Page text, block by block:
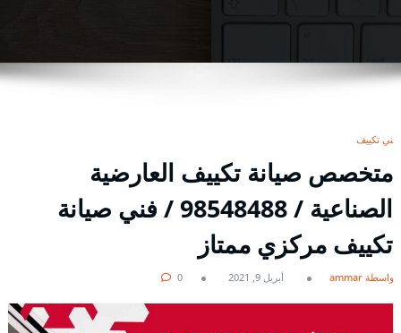
فني تكييف
متخصص صيانة تكييف العارضية
الصناعية / 98548488 / فني صيانة
تكييف مركزي ممتاز
بواسطة ammar أبريل 9, 2021 0